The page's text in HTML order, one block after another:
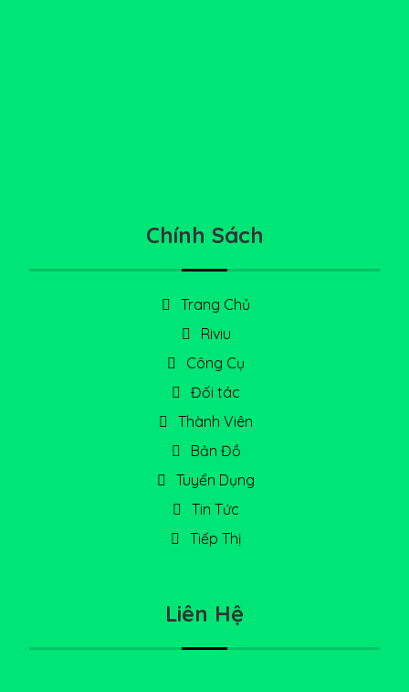
Chính Sách
Trang Chủ
Riviu
Công Cụ
Đối tác
Thành Viên
Bản Đồ
Tuyển Dụng
Tin Tức
Tiếp Thị
Liên Hệ